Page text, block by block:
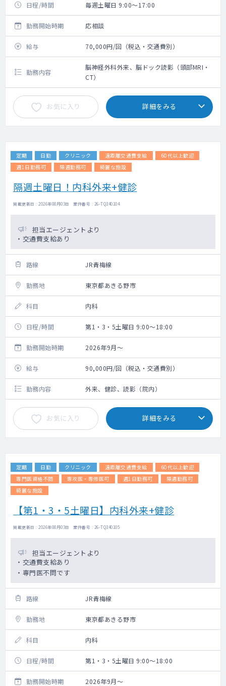
日程/時間 毎週土曜日 9:00～17:00
勤務開始時期 応相談
給与 70,000円/回（税込・交通費別）
勤務内容
脳神経外科外来、脳ドック読影（頭部MRI・
CT）
お気に入り 詳細をみる
定期 日勤 クリニック 遠距離交通費支給
60代以上歓迎
週1日勤務可
隔週勤務可 綺麗な施設
隔週土曜日！内科外来+健診
掲載更新日 : 2026年08月03日 案件番号 : 26-TQ340104
担当エージェントより
・交通費支給あり
路線 JR青梅線
勤務地 東京都あきる野市
科目 内科
日程/時間 第1・3・5土曜日 9:00～18:00
勤務開始時期 2026年9月～
給与 90,000円/回（税込・交通費別）
勤務内容 外来、健診、読影（院内）
お気に入り 詳細をみる
定期 日勤 クリニック 遠距離交通費支給
60代以上歓迎
専門医資格不問
専攻医・専修医可 週1日勤務可
隔週勤務可
綺麗な施設
【第1・3・5土曜日】内科外来+健診
掲載更新日 : 2026年08月03日 案件番号 : 26-TQ340105
担当エージェントより
・交通費支給あり
・専門医不問です
路線 JR青梅線
勤務地 東京都あきる野市
科目 内科
日程/時間 第1・3・5土曜日 9:00～18:00
勤務開始時期 2026年9月～